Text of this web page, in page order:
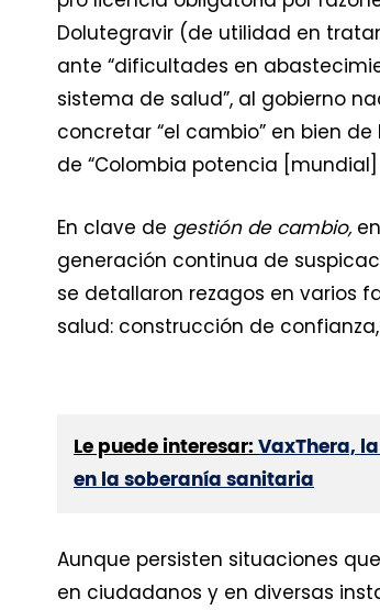
Dolutegravir (de utilidad en
ante “dificultades en
sistema de salud”, al gobierno
concretar “el cambio” en bien
de “Colombia potencia [mundial]
En clave de gestión de cambio,
generación continua de
se detallaron rezagos en varios
salud: construcción de
Le puede interesar: VaxThera,
en la soberanía sanitaria
Aunque persisten situaciones
en ciudadanos y en diversas